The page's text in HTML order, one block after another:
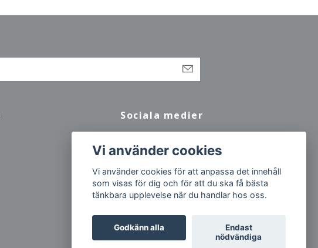
Sociala medier
Vi använder cookies
Vi använder cookies för att anpassa det innehåll
som visas för dig och för att du ska få bästa
tänkbara upplevelse när du handlar hos oss.
Godkänn alla
Endast
nödvändiga